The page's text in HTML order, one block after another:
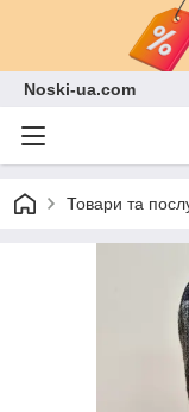
Noski-ua.com
Товари та